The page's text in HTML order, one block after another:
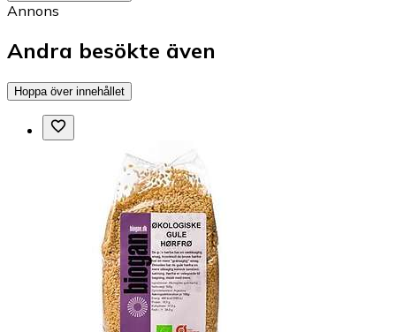
Annons
Andra besökte även
Hoppa över innehållet